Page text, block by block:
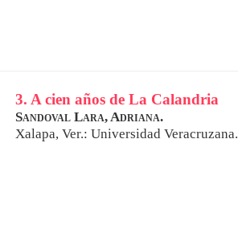
3. A cien años de La Calandria
Sandoval Lara, Adriana.
Xalapa, Ver.: Universidad Veracruzana.